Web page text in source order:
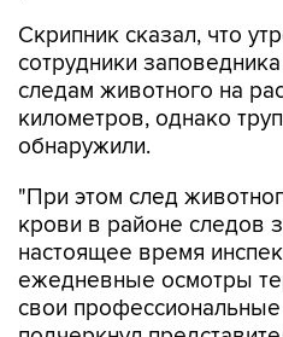
Скрипник сказал, что
сотрудники
следам животного на
километров, однако
обнаружили.
"При этом след
крови в районе следов
настоящее время
ежедневные осмотры
свои профессиональные